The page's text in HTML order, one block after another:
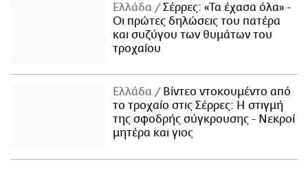
Ελλάδα
Σέρρες: «Τα έχασα όλα» -
Οι πρώτες δηλώσεις του πατέρα
και συζύγου των θυμάτων του
τροχαίου
Ελλάδα
Βίντεο ντοκουμέντο από
το τροχαίο στις Σέρρες: Η στιγμή
της σφοδρής σύγκρουσης - Νεκροί
μητέρα και γιος